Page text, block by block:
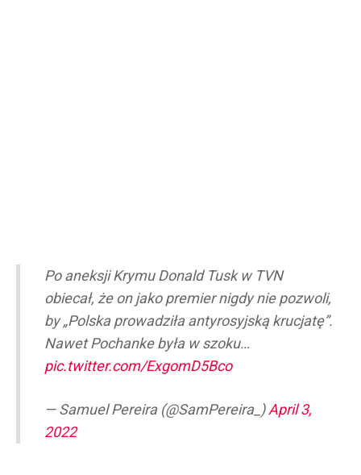
Po aneksji Krymu Donald Tusk w TVN
obiecał, że on jako premier nigdy nie pozwoli,
by „Polska prowadziła antyrosyjską krucjatę”.
Nawet Pochanke była w szoku…
pic.twitter.com/ExgomD5Bco
— Samuel Pereira (@SamPereira_)April 3,
2022